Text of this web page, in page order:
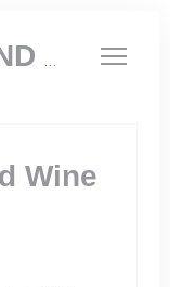
KEATING STEAK AND WINE HOUSE
Wine